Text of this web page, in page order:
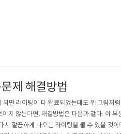
제 해결방법
면 라이팅이 다 완료되었는데도 위 그림처
지 않는다면, 해결방법은 다음과 같다. 이
깔끔하게 나오는 라이팅을 볼 수 있을 것이